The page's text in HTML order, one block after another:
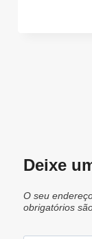
Deixe
O seu
obrigatórios